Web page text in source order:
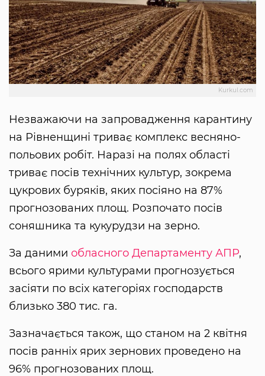
Kurkul.com
Незважаючи на запровадження карантину
на Рівненщині триває комплекс весняно-
польових робіт. Наразі на полях області
триває посів технічних культур, зокрема
цукрових буряків, яких посіяно на 87%
прогнозованих площ. Розпочато посів
соняшника та кукурудзи на зерно.
За даними обласного Департаменту АПР,
всього ярими культурами прогнозується
засіяти по всіх категоріях господарств
близько 380 тис. га.
Зазначається також, що станом на 2 квітня
посів ранніх ярих зернових проведено на
96% прогнозованих площ.